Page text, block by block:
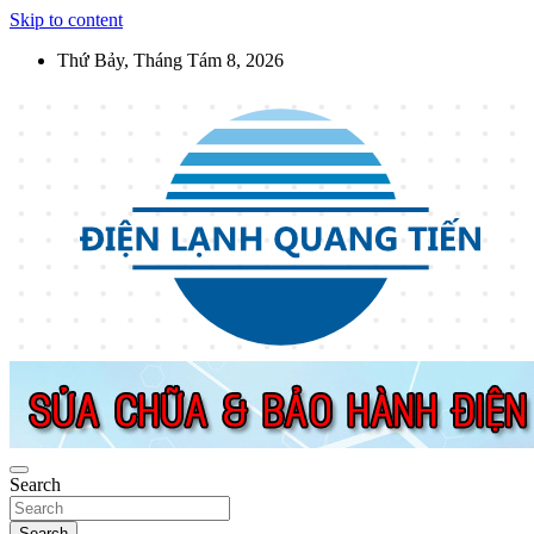
Skip to content
Thứ Bảy, Tháng Tám 8, 2026
Điện Lạnh Quang Tiến
Sửa chữa thiết bị điện lạnh, điện dân dụng, thiết bị nhà bếp tại Hà
Search